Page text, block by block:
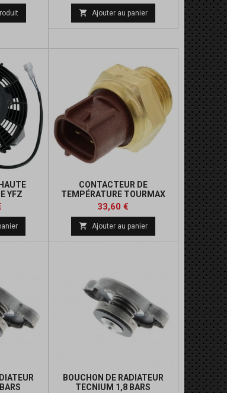
base
 Ajouter au panier
YFZ
Prix
de
base
CONTACTEUR DE
TEMPÉRATURE TOURMAX
YAMAHA
Prix
33,60 €
 Ajouter au panier
BOUCHON DE RADIATEUR
TECNIUM 1,8 BARS